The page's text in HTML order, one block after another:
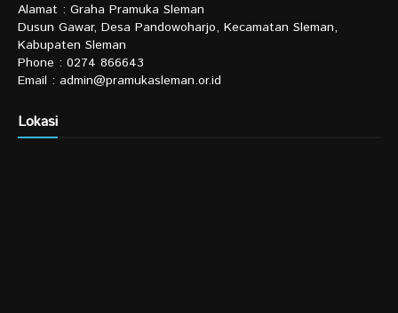
Alamat : Graha Pramuka Sleman
Dusun Gawar, Desa Pandowoharjo, Kecamatan Sleman,
Kabupaten Sleman
Phone : 0274 866643
Email : admin@pramukasleman.or.id
Lokasi